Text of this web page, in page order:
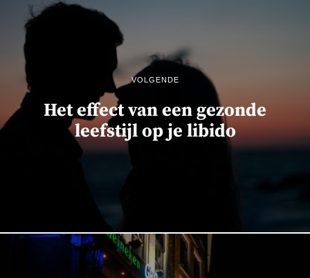
VOLGENDE
Het effect van een gezonde
leefstijl op je libido